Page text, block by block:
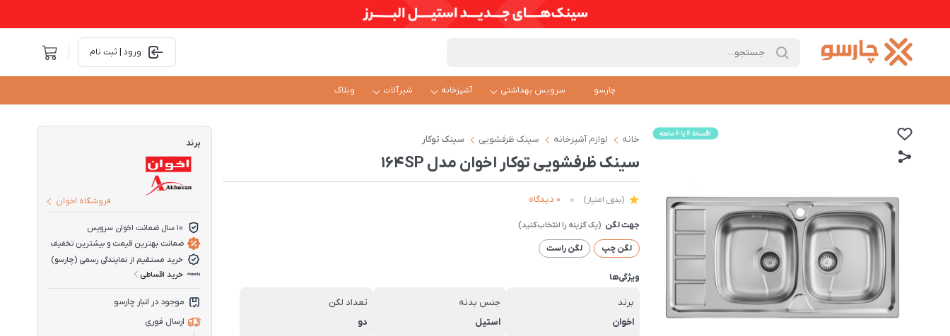
ورود | ثبت نام
چارسو سرویس بهداشتی آشپزخانه شیرآلات وبلاگ
خانه لوازم آشپزخانه سینک ظرفشویی سینک توکار
سینک ظرفشویی توکار اخوان مدل 164SP
(بدون امتیاز) 0 دیدگاه
جهت لگن
لگن چپ لگن راست
ویژگی‌ها
برند
اخوان
جنس بدنه
استیل
تعداد لگن
دو
برند
فروشگاه اخوان
10 سال ضمانت اخوان سرویس
ضمانت بهترین قیمت و بیشترین تخفیف
خرید مستقیم از نمایندگی رسمی (چارسو)
خرید اقساطی
موجود در انبار چارسو
ارسال فوری